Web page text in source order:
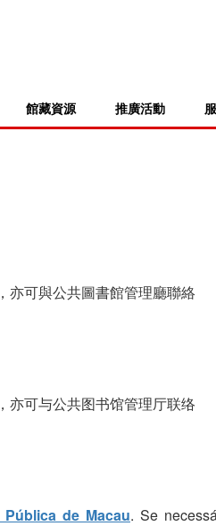
館藏資源 推廣活動
亦可與公共圖書館管理廳聯絡
亦可与公共图书馆管理厅联络
de Macau. Se